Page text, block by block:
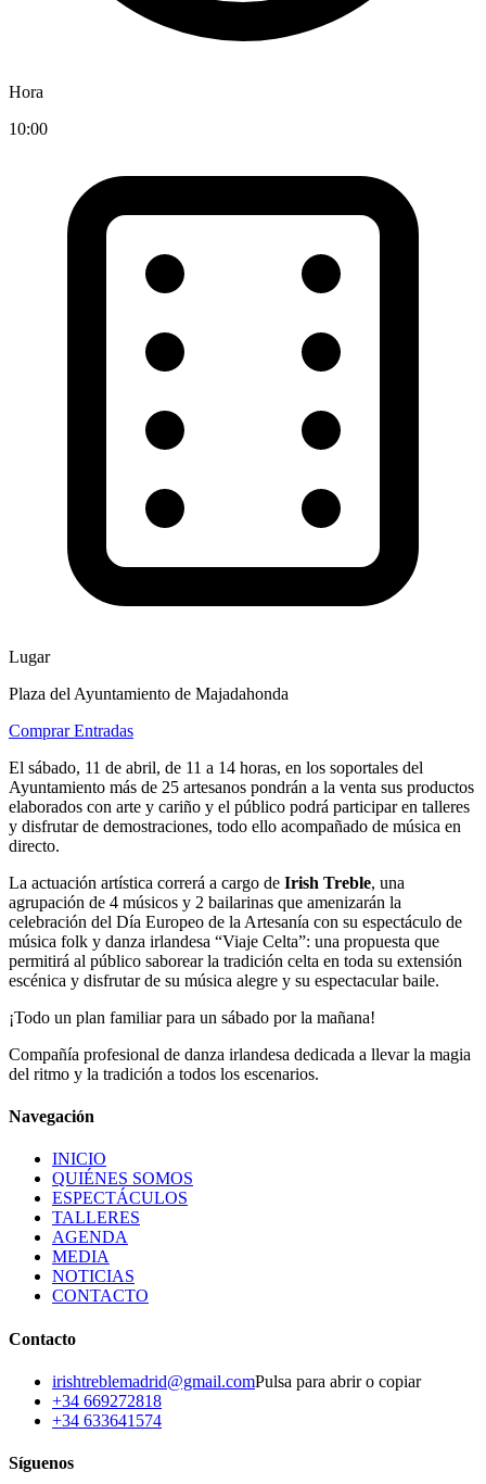
Hora
10:00
Lugar
Plaza del Ayuntamiento de Majadahonda
Comprar Entradas
El sábado, 11 de abril, de 11 a 14 horas, en los soportales del
Ayuntamiento más de 25 artesanos pondrán a la venta sus productos
elaborados con arte y cariño y el público podrá participar en talleres
y disfrutar de demostraciones, todo ello acompañado de música en
directo.
La actuación artística correrá a cargo de Irish Treble, una
agrupación de 4 músicos y 2 bailarinas que amenizarán la
celebración del Día Europeo de la Artesanía con su espectáculo de
música folk y danza irlandesa “Viaje Celta”: una propuesta que
permitirá al público saborear la tradición celta en toda su extensión
escénica y disfrutar de su música alegre y su espectacular baile.
¡Todo un plan familiar para un sábado por la mañana!
Compañía profesional de danza irlandesa dedicada a llevar la magia
del ritmo y la tradición a todos los escenarios.
Navegación
INICIO
QUIÉNES SOMOS
ESPECTÁCULOS
TALLERES
AGENDA
MEDIA
NOTICIAS
CONTACTO
Contacto
irishtreblemadrid@gmail.comPulsa para abrir o copiar
+34 669272818
+34 633641574
Síguenos